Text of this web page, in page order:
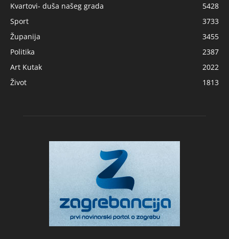
Kvartovi- duša našeg grada
5428
Sport
3733
Županija
3455
Politika
2387
Art Kutak
2022
Život
1813